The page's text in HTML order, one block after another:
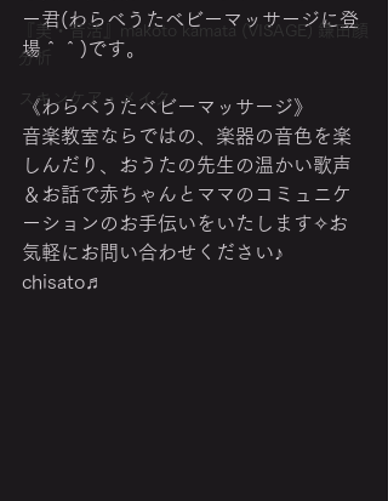
『美・音活』makoto kamata (VISAGE) 鎌田顔
分析
スキンケア・メイク
ー君(わらべうたベビーマッサージに登
場＾＾)です。
《わらべうたベビーマッサージ》
音楽教室ならではの、楽器の音色を楽
しんだり、おうたの先生の温かい歌声
＆お話で赤ちゃんとママのコミュニケ
ーションのお手伝いをいたします✧お
気軽にお問い合わせください♪
chisato♬